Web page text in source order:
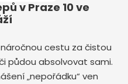
v Praze 10 ve
cestu za čistou
půdou absolvovat sami.
„nepořádku“ ven